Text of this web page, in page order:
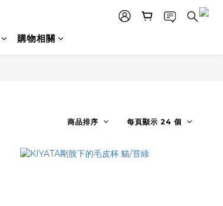
購物相關
商品排序 每頁顯示 24 個